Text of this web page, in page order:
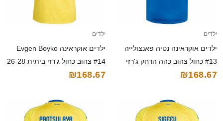
ילדים
ילדים אוקראינה נטיה פאנצולייה
#13 כחול צהוב כהה הרחק ג'רזי
26-28 חולצה קצרה
₪168.67
ילדים
ילדים אוקראינה Evgen Boyko
#14 צהוב כחול ג'רזי ביתית 26-28
חולצה קצרה
₪168.67